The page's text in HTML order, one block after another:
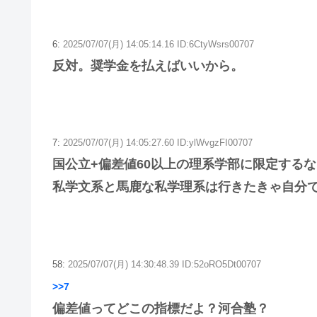
6: 2025/07/07(月) 14:05:14.16 ID:6CtyWsrs00707
反対。奨学金を払えばいいから。
7: 2025/07/07(月) 14:05:27.60 ID:ylWvgzFI00707
国公立+偏差値60以上の理系学部に限定する
私学文系と馬鹿な私学理系は行きたきゃ自分
58: 2025/07/07(月) 14:30:48.39 ID:52oRO5Dt00707
>>7
偏差値ってどこの指標だよ？河合塾？